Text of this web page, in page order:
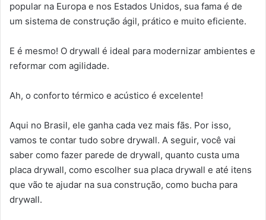
popular na Europa e nos Estados Unidos, sua fama é de
um sistema de construção ágil, prático e muito eficiente.
E é mesmo! O drywall é ideal para modernizar ambientes e
reformar com agilidade.
Ah, o conforto térmico e acústico é excelente!
Aqui no Brasil, ele ganha cada vez mais fãs. Por isso,
vamos te contar tudo sobre drywall. A seguir, você vai
saber como fazer parede de drywall, quanto custa uma
placa drywall, como escolher sua placa drywall e até itens
que vão te ajudar na sua construção, como bucha para
drywall.